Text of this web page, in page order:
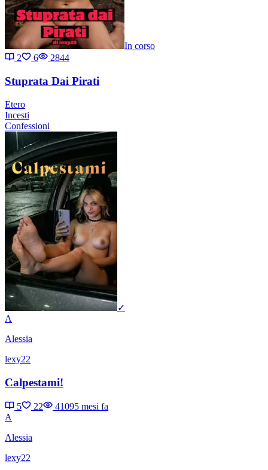
In corso
2
6 2844
Stuprata Dai Pirati
Etero
Incesti
Confessioni
✓
A
Alessia
lexy22
Calpestami!
5 22 41095 mesi fa
A
Alessia
lexy22